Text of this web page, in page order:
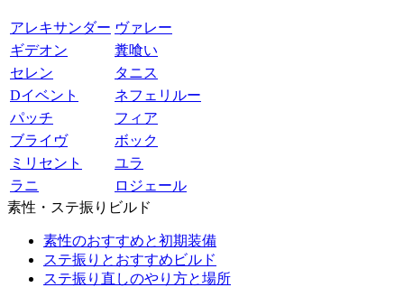
アレキサンダー ヴァレー
ギデオン
糞喰い
セレン
タニス
Dイベント
ネフェリルー
パッチ
フィア
ブライヴ
ボック
ミリセント
ユラ
ラニ
ロジェール
素性・ステ振りビルド
素性のおすすめと初期装備
ステ振りとおすすめビルド
ステ振り直しのやり方と場所